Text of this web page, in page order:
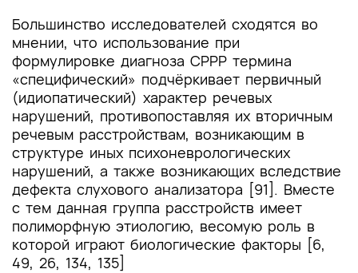
Большинство исследователей сходятся во
мнении, что использование при
формулировке диагноза СРРР термина
«специфический» подчёркивает первичный
(идиопатический) характер речевых
нарушений, противопоставляя их вторичным
речевым расстройствам, возникающим в
структуре иных психоневрологических
нарушений, а также возникающих вследствие
дефекта слухового анализатора [91]. Вместе
с тем данная группа расстройств имеет
полиморфную этиологию, весомую роль в
которой играют биологические факторы [6,
49, 26, 134, 135]